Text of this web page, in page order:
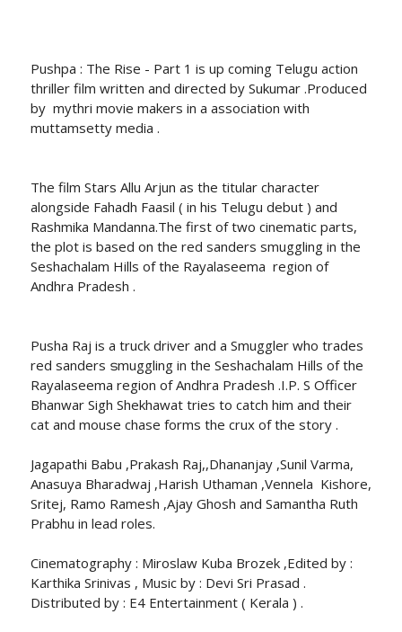
Pushpa : The Rise - Part 1 is up coming Telugu action
thriller film written and directed by Sukumar .Produced
by mythri movie makers in a association with
muttamsetty media .
The film Stars Allu Arjun as the titular character
alongside Fahadh Faasil ( in his Telugu debut ) and
Rashmika Mandanna.The first of two cinematic parts,
the plot is based on the red sanders smuggling in the
Seshachalam Hills of the Rayalaseema region of
Andhra Pradesh .
Pusha Raj is a truck driver and a Smuggler who trades
red sanders ടmuggling in the Seshachalam Hills of the
Rayalaseema region of Andhra Pradesh .I.P. S Officer
Bhanwar Sigh Shekhawat tries to catch him and their
cat and mouse chase forms the crux of the story .
Jagapathi Babu ,Prakash Raj,,Dhananjay ,Sunil Varma,
Anasuya Bharadwaj ,Harish Uthaman ,Vennela Kishore,
Sritej, Ramo Ramesh ,Ajay Ghosh and Samantha Ruth
Prabhu in lead roles.
Cinematography : Miroslaw Kuba Brozek ,Edited by :
Karthika Srinivas , Music by : Devi Sri Prasad .
Distributed by : E4 Ente‌rtainment ( Kerala ) .